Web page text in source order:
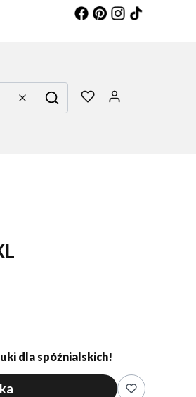
WyczyśćSzukaj
dla spóźnialskich!